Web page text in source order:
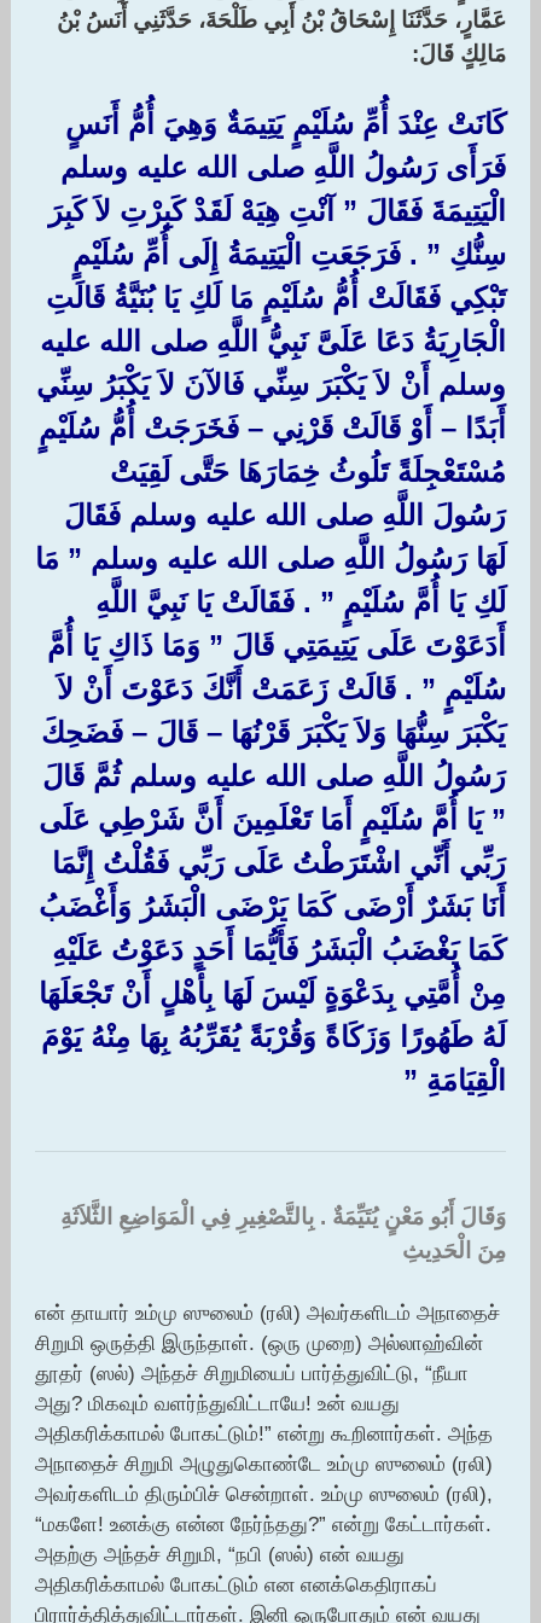
عَمَّارٍ، حَدَّثَنَا إِسْحَاقُ بْنُ أَبِي طَلْحَةَ، حَدَّثَنِي أَنَسُ بْنُ
مَالِكٍ قَالَ:‏ ‏
كَانَتْ عِنْدَ أُمِّ سُلَيْمٍ يَتِيمَةٌ وَهِيَ أُمُّ أَنَسٍ
فَرَأَى رَسُولُ اللَّهِ صلى الله عليه وسلم
الْيَتِيمَةَ فَقَالَ ‏”‏ آنْتِ هِيَهْ لَقَدْ كَبِرْتِ لاَ كَبِرَ
سِنُّكِ ‏”‏ ‏.‏ فَرَجَعَتِ الْيَتِيمَةُ إِلَى أُمِّ سُلَيْمٍ
تَبْكِي فَقَالَتْ أُمُّ سُلَيْمٍ مَا لَكِ يَا بُنَيَّةُ قَالَتِ
الْجَارِيَةُ دَعَا عَلَىَّ نَبِيُّ اللَّهِ صلى الله عليه
وسلم أَنْ لاَ يَكْبَرَ سِنِّي فَالآنَ لاَ يَكْبَرُ سِنِّي
أَبَدًا – أَوْ قَالَتْ قَرْنِي – فَخَرَجَتْ أُمُّ سُلَيْمٍ
مُسْتَعْجِلَةً تَلُوثُ خِمَارَهَا حَتَّى لَقِيَتْ
رَسُولَ اللَّهِ صلى الله عليه وسلم فَقَالَ
لَهَا رَسُولُ اللَّهِ صلى الله عليه وسلم ‏”‏ مَا
لَكِ يَا أُمَّ سُلَيْمٍ ‏”‏ ‏.‏ فَقَالَتْ يَا نَبِيَّ اللَّهِ
أَدَعَوْتَ عَلَى يَتِيمَتِي قَالَ ‏”‏ وَمَا ذَاكِ يَا أُمَّ
سُلَيْمٍ ‏”‏ ‏.‏ قَالَتْ زَعَمَتْ أَنَّكَ دَعَوْتَ أَنْ لاَ
يَكْبَرَ سِنُّهَا وَلاَ يَكْبَرَ قَرْنُهَا – قَالَ – فَضَحِكَ
رَسُولُ اللَّهِ صلى الله عليه وسلم ثُمَّ قَالَ
‏”‏ يَا أُمَّ سُلَيْمٍ أَمَا تَعْلَمِينَ أَنَّ شَرْطِي عَلَى
رَبِّي أَنِّي اشْتَرَطْتُ عَلَى رَبِّي فَقُلْتُ إِنَّمَا
أَنَا بَشَرٌ أَرْضَى كَمَا يَرْضَى الْبَشَرُ وَأَغْضَبُ
كَمَا يَغْضَبُ الْبَشَرُ فَأَيُّمَا أَحَدٍ دَعَوْتُ عَلَيْهِ
مِنْ أُمَّتِي بِدَعْوَةٍ لَيْسَ لَهَا بِأَهْلٍ أَنْ تَجْعَلَهَا
لَهُ طَهُورًا وَزَكَاةً وَقُرْبَةً يُقَرِّبُهُ بِهَا مِنْهُ يَوْمَ
الْقِيَامَةِ ‏”‏ ‏
وَقَالَ أَبُو مَعْنٍ يُتَيِّمَةٌ ‏.‏ بِالتَّصْغِيرِ فِي الْمَوَاضِعِ الثَّلاَثَةِ
مِنَ الْحَدِيثِ ‏
என் தாயார் உம்மு ஸுலைம் (ரலி) அவர்களிடம் அநாதைச்
சிறுமி ஒருத்தி இருந்தாள். (ஒரு முறை) அல்லாஹ்வின்
தூதர் (ஸல்) அந்தச் சிறுமியைப் பார்த்துவிட்டு, “நீயா
அது? மிகவும் வளர்ந்துவிட்டாயே! உன் வயது
அதிகரிக்காமல் போகட்டும்!” என்று கூறினார்கள். அந்த
அநாதைச் சிறுமி அழுதுகொண்டே உம்மு ஸுலைம் (ரலி)
அவர்களிடம் திரும்பிச் சென்றாள். உம்மு ஸுலைம் (ரலி),
“மகளே! உனக்கு என்ன நேர்ந்தது?” என்று கேட்டார்கள்.
அதற்கு அந்தச் சிறுமி, “நபி (ஸல்) என் வயது
அதிகரிக்காமல் போகட்டும் என எனக்கெதிராகப்
பிரார்த்தித்துவிட்டார்கள். இனி ஒருபோதும் என் வயது